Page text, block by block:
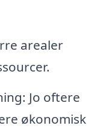
arealer
Jo oftere
økonomisk